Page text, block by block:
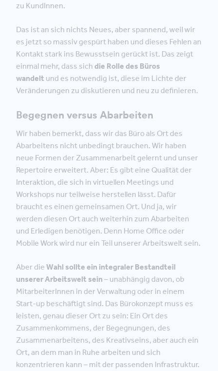
zu KundInnen.
Das ist an sich nichts Neues, aber spannend, weil wir
es jetzt so massiv gespürt haben und dieses Fehlen an
Kontakt stark ins Bewusstsein gerückt ist. Das zeigt
einmal mehr, dass sich die Rolle des Büros
wandelt und es notwendig ist, diese im Lichte der
Veränderungen zu diskutieren und neu zu definieren.
Begegnen versus Abarbeiten
Wir haben bemerkt, dass wir das Büro als Ort des
Abarbeitens nicht unbedingt brauchen. Wir haben
neue Formen der Zusammenarbeit gelernt und unser
Repertoire erweitert. Aber: Es gibt eine Qualität der
Interaktion, die sich in virtuellen Meetings und
Workshops nur teilweise herstellen lässt. Dafür
braucht es einen gemeinsamen Ort. Und ja, wir
werden diesen Ort auch weiterhin zum Abarbeiten
und Erledigen benötigen. Denn Home Office oder
Mobile Work wird nur ein Teil unserer Arbeitswelt sein.
Aber die Wahl sollte ein integraler Bestandteil
unserer Arbeitswelt sein – unabhängig davon, ob
MitarbeiterInnen in der Verwaltung oder in einem
Start-up beschäftigt sind. Das Bürokonzept muss es
leisten, genau dieser Ort zu sein: Ein Ort des
Zusammenkommens, der Begegnungen, des
Zusammenarbeitens, des Kreativseins, aber auch ein
Ort, an dem man in Ruhe arbeiten und sich
konzentrieren kann – mit der passenden Infrastruktur.